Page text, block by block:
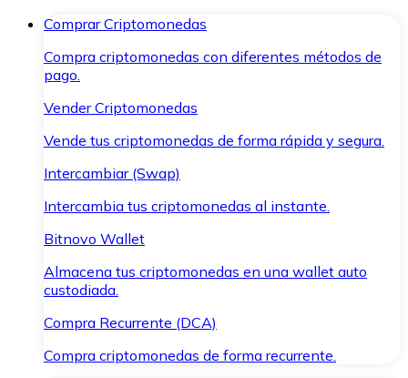
Comprar Criptomonedas
Compra criptomonedas con diferentes métodos de
pago.
Vender Criptomonedas
Vende tus criptomonedas de forma rápida y segura.
Intercambiar (Swap)
Intercambia tus criptomonedas al instante.
Bitnovo Wallet
Almacena tus criptomonedas en una wallet auto
custodiada.
Compra Recurrente (DCA)
Compra criptomonedas de forma recurrente.